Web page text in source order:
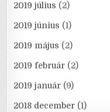
2019 július (2)
2019 június (1)
2019 május (2)
2019 február (2)
2019 január (9)
2018 december (1)